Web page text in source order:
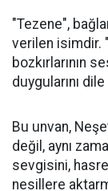
"Tezene",
verilen isimdir.
bozkırlarının
duygularını
Bu unvan,
değil, aynı
sevgisini,
nesillere